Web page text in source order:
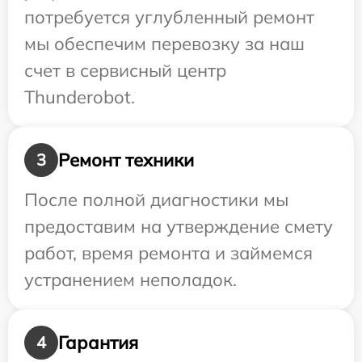
потребуется углубленный ремонт
мы обеспечим перевозку за наш
счет в сервисный центр
Thunderobot.
3
Ремонт техники
После полной диагностики мы
предоставим на утверждение смету
работ, время ремонта и займемся
устранением неполадок.
4 Гарантия